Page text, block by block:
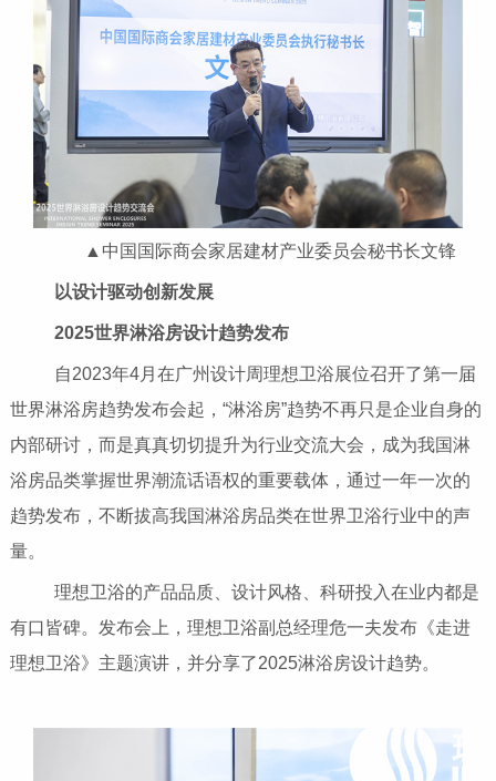
▲中国国际商会家居建材产业委员会秘书长文锋
以设计驱动创新发展
2025世界淋浴房设计趋势发布
自2023年4月在广州设计周理想卫浴展位召开了第一届
世界淋浴房趋势发布会起，“淋浴房”趋势不再只是企业自身的
内部研讨，而是真真切切提升为行业交流大会，成为我国淋
浴房品类掌握世界潮流话语权的重要载体，通过一年一次的
趋势发布，不断拔高我国淋浴房品类在世界卫浴行业中的声
量。
理想卫浴的产品品质、设计风格、科研投入在业内都是
有口皆碑。发布会上，理想卫浴副总经理危一夫发布《走进
理想卫浴》主题演讲，并分享了2025淋浴房设计趋势。